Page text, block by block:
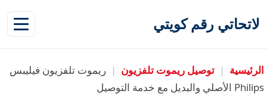
لاتحاتي رقم كويتي
الرئيسية | توصيل ريموت تلفزيون | ريموت تلفزيون فيليبس
Philips الأصلي والبديل مع خدمة التوصيل